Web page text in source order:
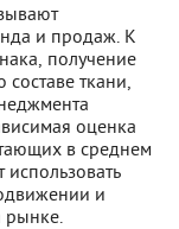
и продаж. К
получение
ткани,
оценка
в среднем
и
рынке.